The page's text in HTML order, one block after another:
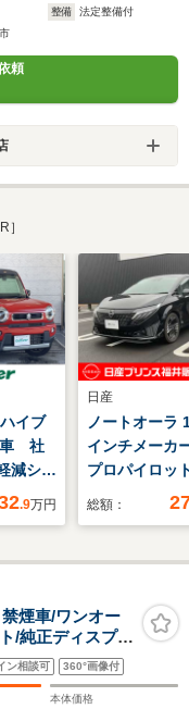
整備
法定整備付
頼
］
イブ
車 社
減シス
抑制機
止 シ
純正ア
純正フ
ッシュ
.9万円
日産
ノートオーラ
インチメーカ
プロパイロッ
ウンドビュー
ーター
総額：
煙車/ワンオー
/純正ディスプレ
ト/シートヒータ
LEDヘッドライ
ン相談可 360°画像付
本体価格